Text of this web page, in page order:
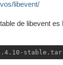
libevent/
de libevent es